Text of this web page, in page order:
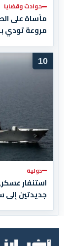
حوادث وقضايا
مأساة على
مروعة تودي
10
دولية
استنفار
جديدتين إلى